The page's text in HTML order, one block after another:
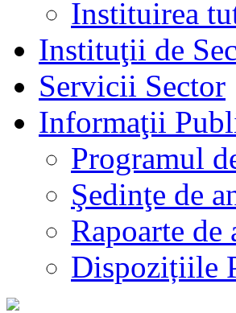
Instituirea
Instituţii de
Servicii Sector
Informaţii
Programul
Şedinţe de
Rapoarte de
Dispozițiile